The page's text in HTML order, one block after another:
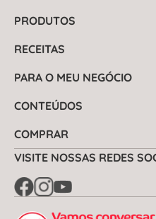
PRODUTOS
RECEITAS
PARA O MEU NEGÓCIO
CONTEÚDOS
COMPRAR
VISITE NOSSAS REDES